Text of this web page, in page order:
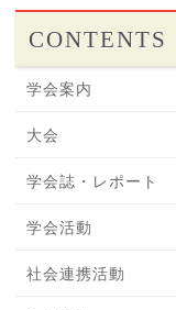
CONTENTS
学会案内
大会
学会誌・レポート
学会活動
社会連携活動